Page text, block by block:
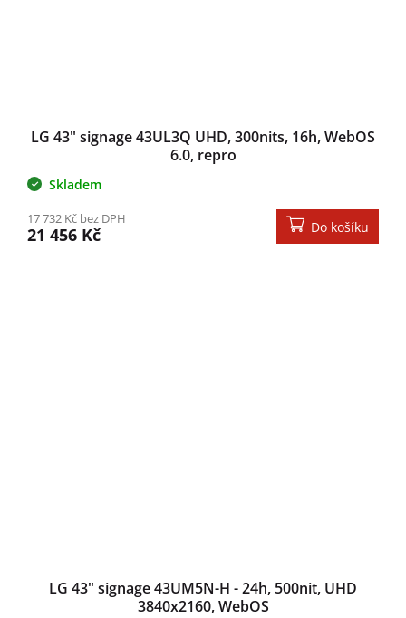
LG 43" signage 43UL3Q UHD, 300nits, 16h, WebOS
6.0, repro
Skladem
17 732 Kč bez DPH
21 456 Kč Do košíku
LG 43" signage 43UM5N-H - 24h, 500nit, UHD
3840x2160, WebOS